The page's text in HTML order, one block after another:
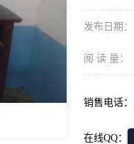
发布日期：
阅 读 量：
销售电话：
在线QQ：